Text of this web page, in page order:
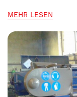
MEHR LESEN